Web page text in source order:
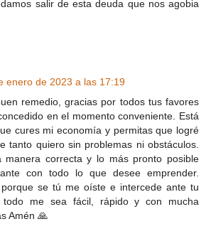
salir de esta deuda que nos agobia
enero de 2023 a las 17:19
remedio, gracias por todos tus favores
en el momento conveniente. Está
cures mi economía y permitas que logré
tanto quiero sin problemas ni obstáculos.
correcta y lo más pronto posible
con todo lo que desee emprender.
se tú me oíste e intercede ante tu
me sea fácil, rápido y con mucha
Amén 🙏